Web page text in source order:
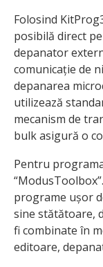
Folosind
posibilă direct
depanator
comunicație de
depanarea
utilizează
mecanism de
bulk asigură o
Pentru
programe ușor
sine stătătoare,
fi combinate în
editoare,